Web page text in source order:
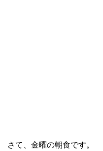
さて、金曜の朝食です。